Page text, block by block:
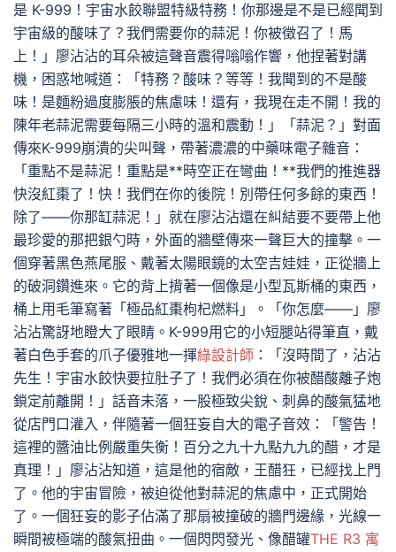
是 K-999！宇宙水餃聯盟特級特務！你那邊是不是已經聞到
宇宙級的酸味了？我們需要你的蒜泥！你被徵召了！馬
上！」廖沾沾的耳朵被這聲音震得嗡嗡作響，他捏著對講
機，困惑地喊道：「特務？酸味？等等！我聞到的不是酸
味！是麵粉過度膨脹的焦慮味！還有，我現在走不開！我的
陳年老蒜泥需要每隔三小時的溫和震動！」「蒜泥？」對面
傳來K-999崩潰的尖叫聲，帶著濃濃的中藥味電子雜音：
「重點不是蒜泥！重點是**時空正在彎曲！**我們的推進器
快沒紅棗了！快！我們在你的後院！別帶任何多餘的東西！
除了——你那缸蒜泥！」就在廖沾沾還在糾結要不要帶上他
最珍愛的那把銀勺時，外面的牆壁傳來一聲巨大的撞擊。一
個穿著黑色燕尾服、戴著太陽眼鏡的太空吉娃娃，正從牆上
的破洞鑽進來。它的背上揹著一個像是小型瓦斯桶的東西，
桶上用毛筆寫著「極品紅棗枸杞燃料」。「你怎麼——」廖
沾沾驚訝地瞪大了眼睛。K-999用它的小短腿站得筆直，戴
著白色手套的爪子優雅地一揮綠設計師 ：「沒時間了，沾沾
先生！宇宙水餃快要拉肚子了！我們必須在你被醋酸離子炮
鎖定前離開！」話音未落，一股極致尖銳、刺鼻的酸氣猛地
從店門口灌入，伴隨著一個狂妄自大的電子音效：「警告！
這裡的醬油比例嚴重失衡！百分之九十九點九九的醋，才是
真理！」廖沾沾知道，這是他的宿敵，王醋狂，已經找上門
了。他的宇宙冒險，被迫從他對蒜泥的焦慮中，正式開始
了。一個狂妄的影子佔滿了那扇被撞破的牆門邊緣，光線一
瞬間被極端的酸氣扭曲。一個閃閃發光、像醋罐THE R3 寓